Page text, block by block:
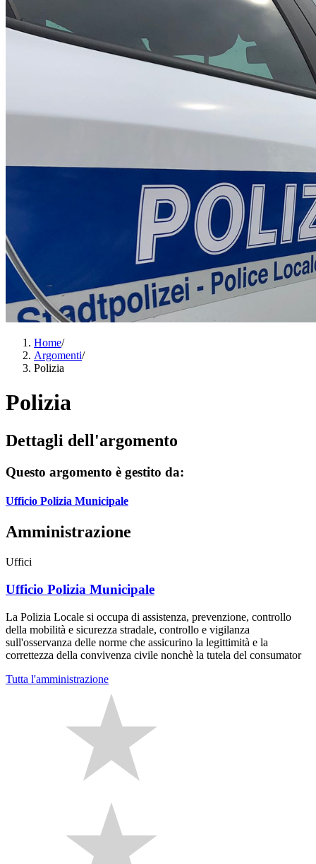
Home/
Argomenti/
Polizia
Polizia
Dettagli dell'argomento
Questo argomento è gestito da:
Ufficio Polizia Municipale
Amministrazione
Uffici
Ufficio Polizia Municipale
La Polizia Locale si occupa di assistenza, prevenzione, controllo
della mobilità e sicurezza stradale, controllo e vigilanza
sull'osservanza delle norme che assicurino la legittimità e la
correttezza della convivenza civile nonchè la tutela del consumator
Tutta l'amministrazione